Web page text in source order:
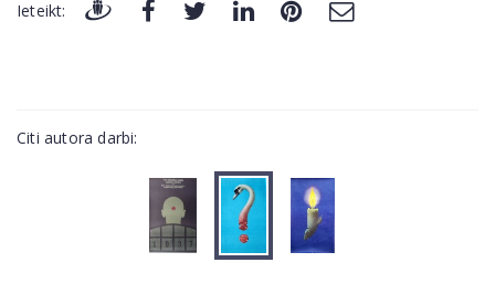
Ieteikt:
Citi autora darbi: